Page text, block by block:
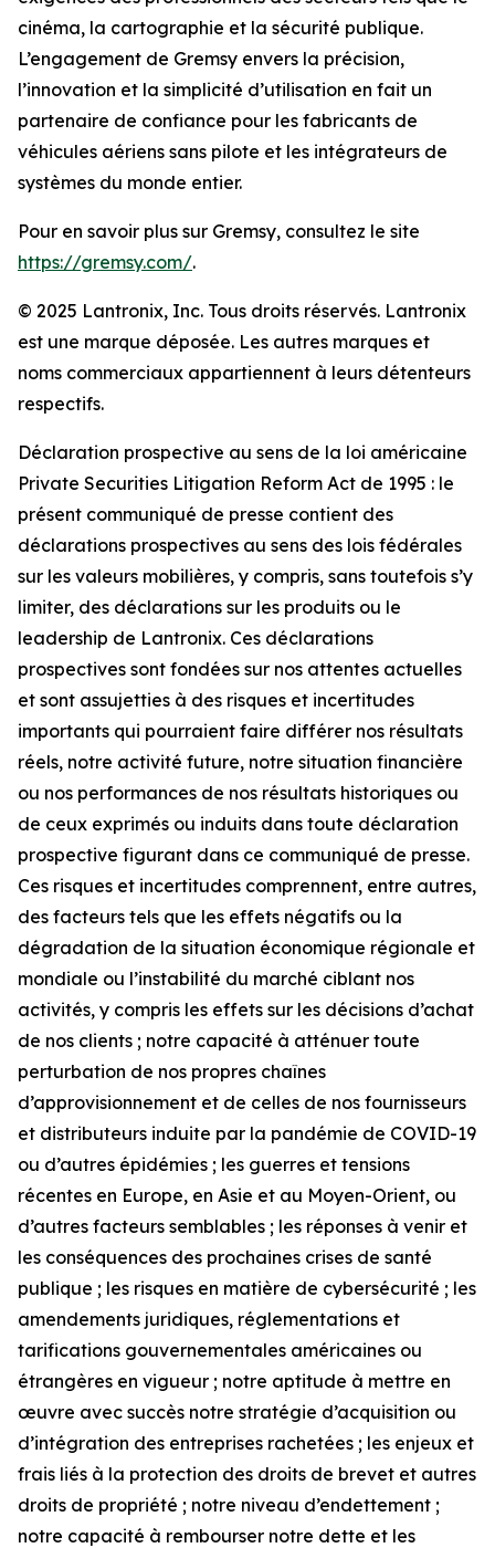
cinéma, la cartographie et la sécurité publique.
L’engagement de Gremsy envers la précision,
l’innovation et la simplicité d’utilisation en fait un
partenaire de confiance pour les fabricants de
véhicules aériens sans pilote et les intégrateurs de
systèmes du monde entier.
Pour en savoir plus sur Gremsy, consultez le site
https://gremsy.com/.
© 2025 Lantronix, Inc. Tous droits réservés. Lantronix
est une marque déposée. Les autres marques et
noms commerciaux appartiennent à leurs détenteurs
respectifs.
Déclaration prospective au sens de la loi américaine
Private Securities Litigation Reform Act de 1995 : le
présent communiqué de presse contient des
déclarations prospectives au sens des lois fédérales
sur les valeurs mobilières, y compris, sans toutefois s’y
limiter, des déclarations sur les produits ou le
leadership de Lantronix. Ces déclarations
prospectives sont fondées sur nos attentes actuelles
et sont assujetties à des risques et incertitudes
importants qui pourraient faire différer nos résultats
réels, notre activité future, notre situation financière
ou nos performances de nos résultats historiques ou
de ceux exprimés ou induits dans toute déclaration
prospective figurant dans ce communiqué de presse.
Ces risques et incertitudes comprennent, entre autres,
des facteurs tels que les effets négatifs ou la
dégradation de la situation économique régionale et
mondiale ou l’instabilité du marché ciblant nos
activités, y compris les effets sur les décisions d’achat
de nos clients ; notre capacité à atténuer toute
perturbation de nos propres chaînes
d’approvisionnement et de celles de nos fournisseurs
et distributeurs induite par la pandémie de COVID-19
ou d’autres épidémies ; les guerres et tensions
récentes en Europe, en Asie et au Moyen-Orient, ou
d’autres facteurs semblables ; les réponses à venir et
les conséquences des prochaines crises de santé
publique ; les risques en matière de cybersécurité ; les
amendements juridiques, réglementations et
tarifications gouvernementales américaines ou
étrangères en vigueur ; notre aptitude à mettre en
œuvre avec succès notre stratégie d’acquisition ou
d’intégration des entreprises rachetées ; les enjeux et
frais liés à la protection des droits de brevet et autres
droits de propriété ; notre niveau d’endettement ;
notre capacité à rembourser notre dette et les